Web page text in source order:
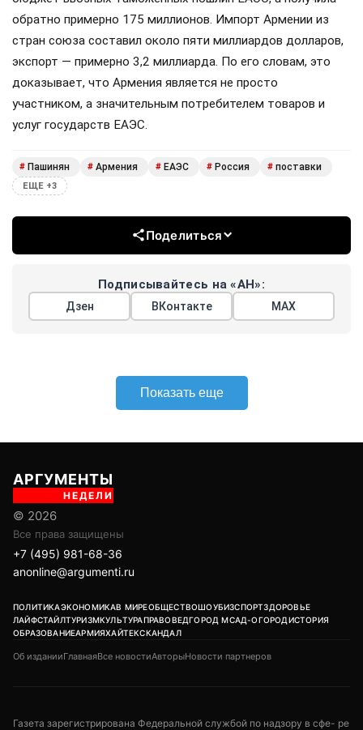
обратно примерно 175 миллионов. Импорт Армении из
стран союза составил около пяти миллиардов долларов,
экспорт — примерно 3,2 миллиарда. По его словам, это
доказывает, что Армения является не просто
участником, а значительным потребителем товаров и
услуг государств ЕАЭС.
# Пашинян # Армения # ЕАЭС # Россия # поставки
ЕЩЕ +3
Поделиться
Подписывайтесь на «АН»:
Дзен ВКонтакте МАХ
Показать еще
АРГУМЕНТЫ
НЕДЕЛИ
© 2026
Все права защищены
+7 (495) 981-68-36
anonline@argumenti.ru
ПОЛИТИКАЭКОНОМИКАВ МИРЕОБЩЕСТВОШОУБИЗСПОРТЗДОРОВЬЕ
ЛАЙФСТАЙЛТУРИЗМКУЛЬТУРАПРАВОВЕДГОРОД МСАД-ОГОРОДИСТОРИЯ
ОБРАЗОВАНИЕАРМИЯХАЙТЕКСКАНДАЛ
Об изданииГлавнаяВсе новостиАвторыНовости партнеров
Газета зарегистрирована Федеральной службой по надзору в сфе- ре